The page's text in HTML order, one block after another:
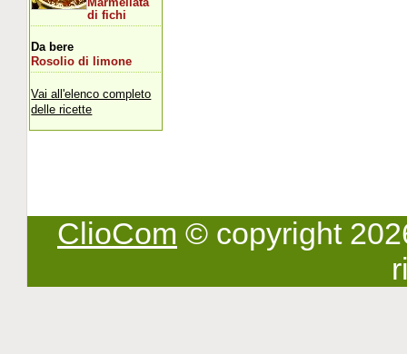
Marmellata
di fichi
Da bere
Rosolio di limone
Vai all'elenco completo
delle ricette
ClioCom © copyright